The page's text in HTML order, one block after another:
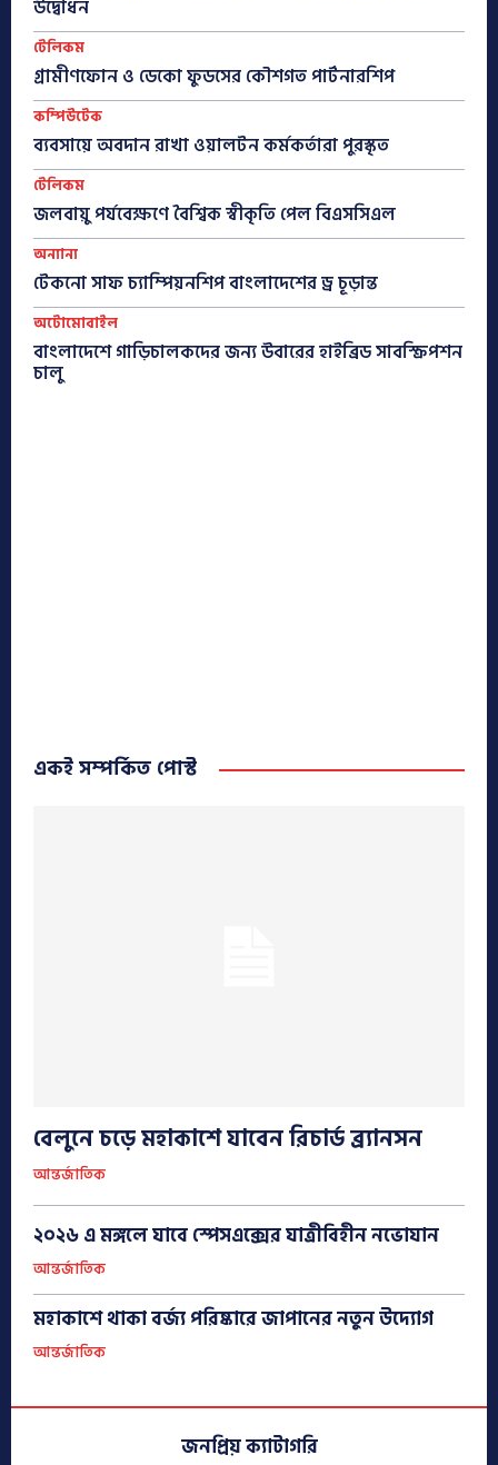
উদ্বোধন
টেলিকম
গ্রামীণফোন ও ডেকো ফুডসের কৌশগত পার্টনারশিপ
কম্পিউটেক
ব্যবসায়ে অবদান রাখা ওয়ালটন কর্মকর্তারা পুরস্কৃত
টেলিকম
জলবায়ু পর্যবেক্ষণে বৈশ্বিক স্বীকৃতি পেল বিএসসিএল
অন্যান্য
টেকনো সাফ চ্যাম্পিয়নশিপ বাংলাদেশের ড্র চূড়ান্ত
অটোমোবাইল
বাংলাদেশে গাড়িচালকদের জন্য উবারের হাইব্রিড সাবস্ক্রিপশন
চালু
একই সম্পর্কিত পোস্ট
বেলুনে চড়ে মহাকাশে যাবেন রিচার্ড ব্র্যানসন
আন্তর্জাতিক
২০২৬ এ মঙ্গলে যাবে স্পেসএক্সের যাত্রীবিহীন নভোযান
আন্তর্জাতিক
মহাকাশে থাকা বর্জ্য পরিষ্কারে জাপানের নতুন উদ্যোগ
আন্তর্জাতিক
জনপ্রিয় ক্যাটাগরি